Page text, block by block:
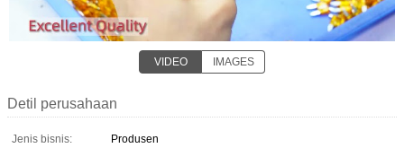
VIDEO IMAGES
Detil perusahaan
Jenis bisnis:
Produsen